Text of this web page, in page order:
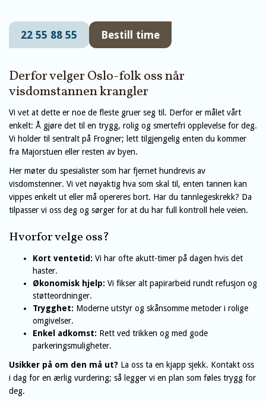
22 55 88 55 Bestill time
Derfor velger Oslo-folk oss når
visdomstannen krangler
Vi vet at dette er noe de fleste gruer seg til. Derfor er målet vårt
enkelt: Å gjøre det til en trygg, rolig og smertefri opplevelse for deg.
Vi holder til sentralt på Frogner; lett tilgjengelig enten du kommer
fra Majorstuen eller resten av byen.
Her møter du spesialister som har fjernet hundrevis av
visdomstenner. Vi vet nøyaktig hva som skal til, enten tannen kan
vippes enkelt ut eller må opereres bort. Har du tannlegeskrekk? Da
tilpasser vi oss deg og sørger for at du har full kontroll hele veien.
Hvorfor velge oss?
Kort ventetid: Vi har ofte akutt-timer på dagen hvis det
haster.
Økonomisk hjelp: Vi fikser alt papirarbeid rundt refusjon og
støtteordninger.
Trygghet: Moderne utstyr og skånsomme metoder i rolige
omgivelser.
Enkel adkomst: Rett ved trikken og med gode
parkeringsmuligheter.
Usikker på om den må ut? La oss ta en kjapp sjekk. Kontakt oss
i dag for en ærlig vurdering; så legger vi en plan som føles trygg for
deg.